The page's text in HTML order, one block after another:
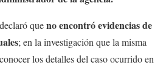
queno encontró evidencias de
; en la investigación que la misma
los detalles del caso ocurrido en